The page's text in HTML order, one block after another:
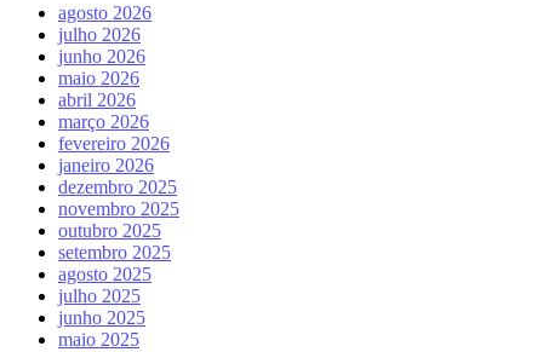
agosto 2026
julho 2026
junho 2026
maio 2026
abril 2026
março 2026
fevereiro 2026
janeiro 2026
dezembro 2025
novembro 2025
outubro 2025
setembro 2025
agosto 2025
julho 2025
junho 2025
maio 2025